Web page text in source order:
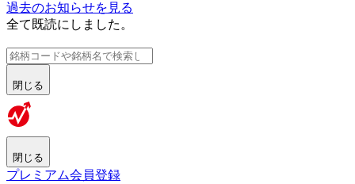
過去のお知らせを見る
全て既読にしました。
閉じる
閉じる
プレミアム会員登録